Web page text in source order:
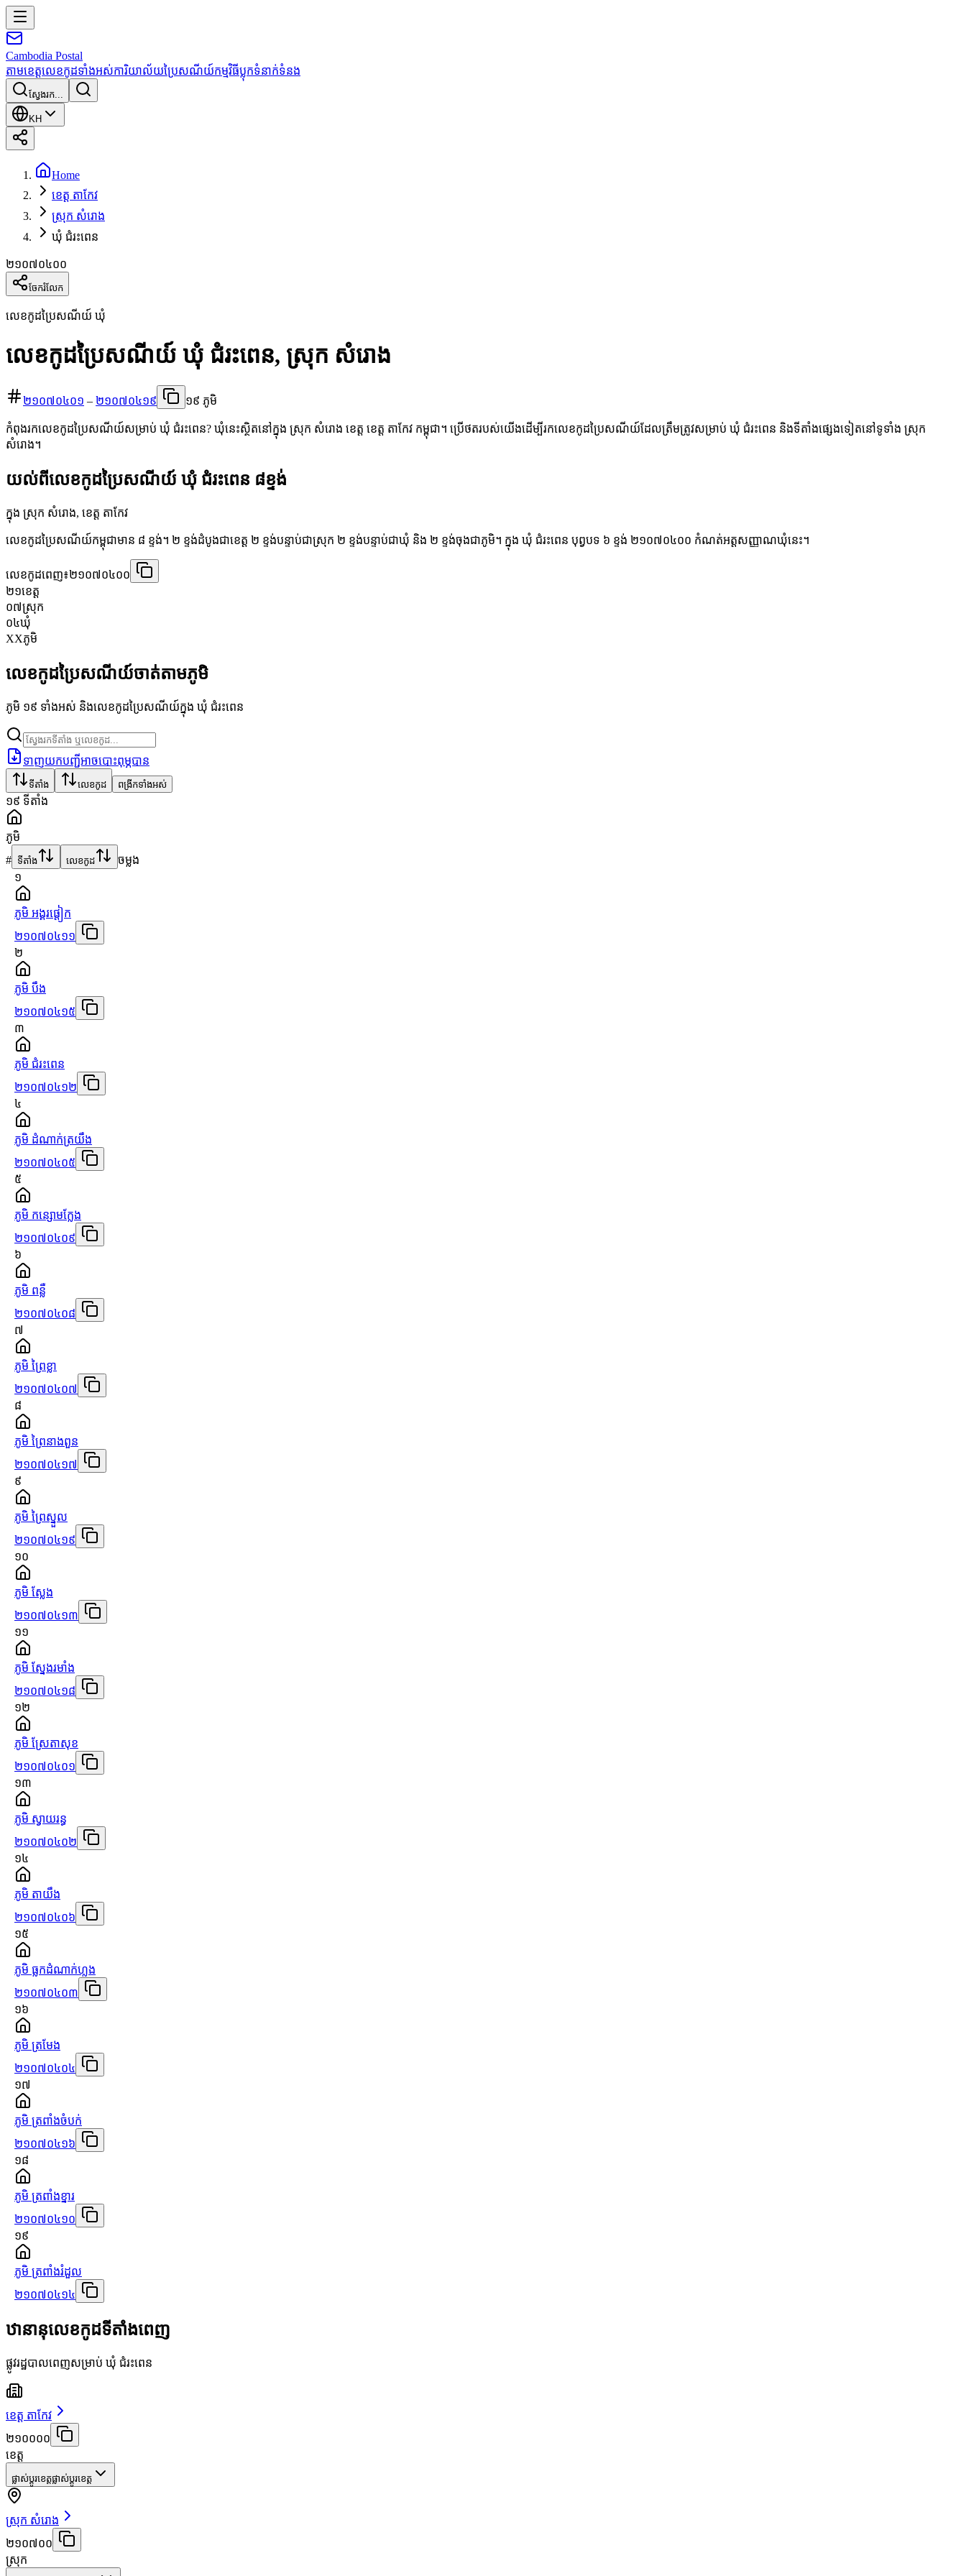
Cambodia Postal
តាមខេត្តលេខកូដទាំងអស់ការិយាល័យប្រៃសណីយ៍កម្មវិធីប្លុកទំនាក់ទំនង
ស្វែងរក...
KH
Home
ខេត្ត តាកែវ
ស្រុក សំរោង
ឃុំ ជំរះពេន
២១០៧០៤០០
ចែករំលែក
លេខកូដប្រៃសណីយ៍ ឃុំ
លេខកូដប្រៃសណីយ៍ ឃុំ ជំរះពេន, ស្រុក សំរោង
២១០៧០៤០១ – ២១០៧០៤១៩ ១៩ ភូមិ
កំពុងរកលេខកូដប្រៃសណីយ៍សម្រាប់ ឃុំ ជំរះពេន? ឃុំនេះស្ថិតនៅក្នុង ស្រុក សំរោង ខេត្ត ខេត្ត តាកែវ កម្ពុជា។ ប្រើថតរបស់យើងដើម្បីរកលេខកូដប្រៃសណីយ៍ដែលត្រឹមត្រូវសម្រាប់ ឃុំ ជំរះពេន និងទីតាំងផ្សេងទៀតនៅទូទាំង ស្រុក
សំរោង។
យល់ពីលេខកូដប្រៃសណីយ៍ ឃុំ ជំរះពេន ៨ខ្ទង់
ក្នុង ស្រុក សំរោង, ខេត្ត តាកែវ
លេខកូដប្រៃសណីយ៍កម្ពុជាមាន ៨ ខ្ទង់។ ២ ខ្ទង់ដំបូងជាខេត្ត ២ ខ្ទង់បន្ទាប់ជាស្រុក ២ ខ្ទង់បន្ទាប់ជាឃុំ និង ២ ខ្ទង់ចុងជាភូមិ។ ក្នុង ឃុំ ជំរះពេន បុព្វបទ ៦ ខ្ទង់ ២១០៧០៤០០ កំណត់អត្តសញ្ញាណឃុំនេះ។
លេខកូដពេញ៖២១០៧០៤០០
២១ខេត្ត
០៧ស្រុក
០៤ឃុំ
XXភូមិ
លេខកូដប្រៃសណីយ៍ចាត់តាមភូមិ
ភូមិ ១៩ ទាំងអស់ និងលេខកូដប្រៃសណីយ៍ក្នុង ឃុំ ជំរះពេន
ទាញយកបញ្ជីអាចបោះពុម្ភបាន
ទីតាំង លេខកូដ ពង្រីកទាំងអស់
១៩ ទីតាំង
ភូមិ
# ទីតាំង លេខកូដ
ចម្លង
១
ភូមិ អង្គរផ្ដៀក
២១០៧០៤១១
២
ភូមិ បឹង
២១០៧០៤១៥
៣
ភូមិ ជំរះពេន
២១០៧០៤១២
៤
ភូមិ ដំណាក់ត្រយឹង
២១០៧០៤០៥
៥
ភូមិ កន្សោមក្លែង
២១០៧០៤០៩
៦
ភូមិ ពន្លឺ
២១០៧០៤០៨
៧
ភូមិ ព្រៃខ្លា
២១០៧០៤០៧
៨
ភូមិ ព្រៃនាងពួន
២១០៧០៤១៧
៩
ភូមិ ព្រៃស្នួល
២១០៧០៤១៩
១០
ភូមិ ស្លែង
២១០៧០៤១៣
១១
ភូមិ ស្នែងរមាំង
២១០៧០៤១៨
១២
ភូមិ ស្រែតាសុខ
២១០៧០៤០១
១៣
ភូមិ ស្វាយរន្ធ
២១០៧០៤០២
១៤
ភូមិ តាយឹង
២១០៧០៤០៦
១៥
ភូមិ ធ្លកដំណាក់ហ្លួង
២១០៧០៤០៣
១៦
ភូមិ ត្រមែង
២១០៧០៤០៤
១៧
ភូមិ ត្រពាំងចំបក់
២១០៧០៤១៦
១៨
ភូមិ ត្រពាំងខ្នារ
២១០៧០៤១០
១៩
ភូមិ ត្រពាំងរំដួល
២១០៧០៤១៤
ឋានានុលេខកូដទីតាំងពេញ
ផ្លូវរដ្ឋបាលពេញសម្រាប់ ឃុំ ជំរះពេន
ខេត្ត តាកែវ
២១០០០០
ខេត្ត
ផ្លាស់ប្តូរខេត្តផ្លាស់ប្តូរខេត្ត
ស្រុក សំរោង
២១០៧០០
ស្រុក